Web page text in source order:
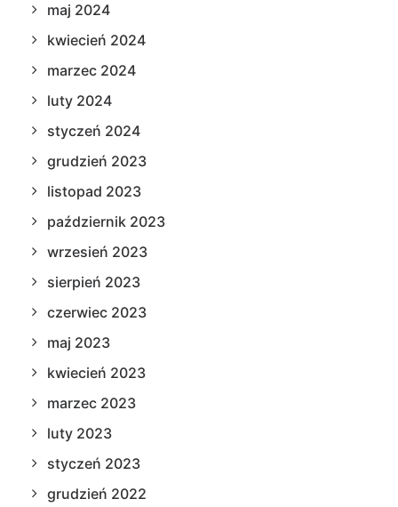
maj 2024
kwiecień 2024
marzec 2024
luty 2024
styczeń 2024
grudzień 2023
listopad 2023
październik 2023
wrzesień 2023
sierpień 2023
czerwiec 2023
maj 2023
kwiecień 2023
marzec 2023
luty 2023
styczeń 2023
grudzień 2022